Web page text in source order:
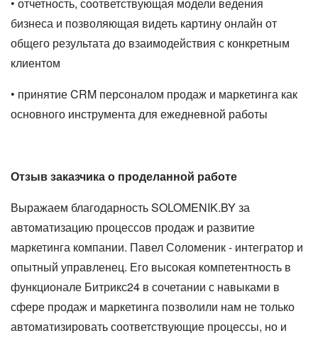
бизнеса и позволяющая видеть картину онлайн от
общего результата до взаимодействия с конкретным
клиентом
• принятие CRM персоналом продаж и маркетинга как
основного инструмента для ежедневной работы
Отзыв заказчика о проделанной работе
Выражаем благодарность SOLOMENIK.BY за
автоматизацию процессов продаж и развитие
маркетинга компании. Павел Соломеник - интегратор и
опытный управленец. Его высокая компетентность в
функционале Битрикс24 в сочетании с навыками в
сфере продаж и маркетинга позволили нам не только
автоматизировать соответствующие процессы, но и